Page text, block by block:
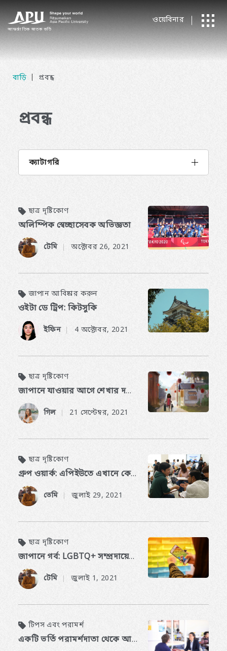
আন্তর্জাতিক স্নাতক ভর্তি
ওয়েবিনার
বাড়ি প্রবন্ধ
প্রবন্ধ
ক্যাটাগরি
ছাত্র দৃষ্টিকোণ
অলিম্পিক স্বেচ্ছাসেবক অভিজ্ঞতা
টেমি ​ ​অক্টোবর 26, 2021
জাপান আবিষ্কার করুন
ওইটা ডে ট্রিপ: কিটসুকি
ইফিন 4 অক্টোবর, 2021
ছাত্র দৃষ্টিকোণ
জাপানে যাওয়ার আগে শেখার দক্ষতা
গিল 21 সেপ্টেম্বর, 2021
ছাত্র দৃষ্টিকোণ
গ্রুপ ওয়ার্ক: এপিইউতে এখানে কেমন লাগে?
তেমি ​ ​জুলাই 29, 2021
ছাত্র দৃষ্টিকোণ
জাপানে গর্ব: LGBTQ+ সম্প্রদায়ের ইতিহাস
টেমি ​ ​জুলাই 1, 2021
টিপস এবং পরামর্শ
একটি ভর্তি পরামর্শদাতা থেকে আবেদন টিপস: কিভাবে আপনার সাক্ষাত্কারের সাথে যোগাযোগ করুন